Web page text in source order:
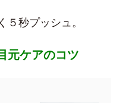
秒プッシュ。
元ケアのコツ